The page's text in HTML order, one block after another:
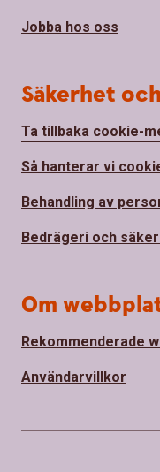
Jobba hos oss
Säkerhet
Ta tillbaka cookie-
Så hanterar vi
Behandling av
Bedrägeri och
Om
Rekommenderade
Användarvillkor